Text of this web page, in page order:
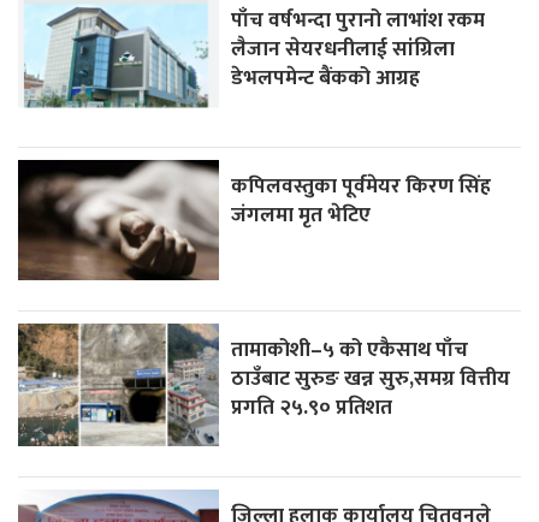
पाँच वर्षभन्दा पुरानो लाभांश रकम
लैजान सेयरधनीलाई सांग्रिला
डेभलपमेन्ट बैंकको आग्रह
कपिलवस्तुका पूर्वमेयर किरण सिंह
जंगलमा मृत भेटिए
तामाकोशी–५ को एकैसाथ पाँच
ठाउँबाट सुरुङ खन्न सुरु,समग्र वित्तीय
प्रगति २५.९० प्रतिशत
जिल्ला हुलाक कार्यालय चितवनले